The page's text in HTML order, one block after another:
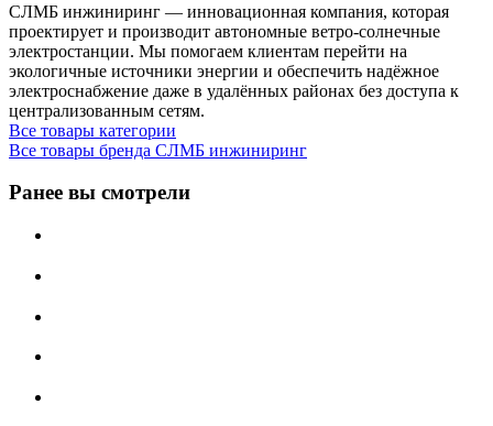
СЛМБ инжиниринг — инновационная компания, которая
проектирует и производит автономные ветро‑солнечные
электростанции. Мы помогаем клиентам перейти на
экологичные источники энергии и обеспечить надёжное
электроснабжение даже в удалённых районах без доступа к
централизованным сетям.
Все товары категории
Все товары бренда СЛМБ инжиниринг
Ранее вы смотрели